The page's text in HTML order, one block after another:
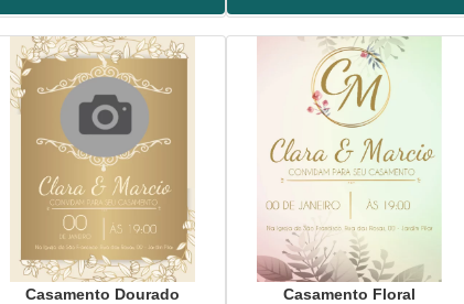
Casamento Dourado Casamento Floral